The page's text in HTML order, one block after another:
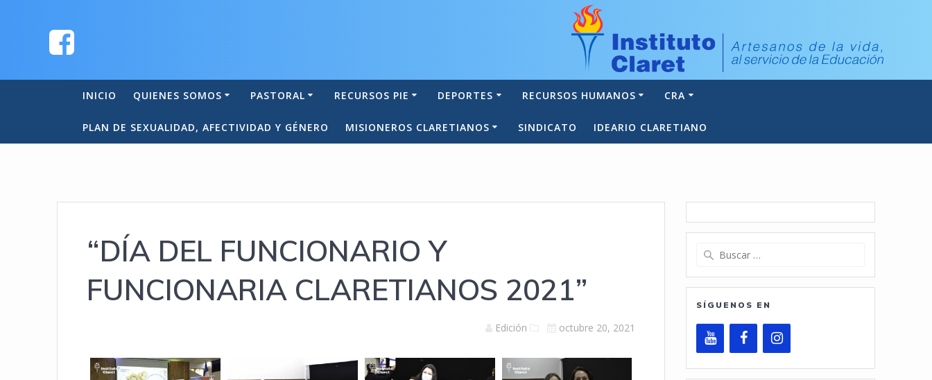
INICIO QUIENES SOMOS PASTORAL RECURSOS PIE DEPORTES RECURSOS HUMANOS CRA
PLAN DE SEXUALIDAD, AFECTIVIDAD Y GÉNERO MISIONEROS CLARETIANOS SINDICATO IDEARIO CLARETIANO
“DÍA DEL FUNCIONARIO Y
FUNCIONARIA CLARETIANOS 2021”
Edición octubre 20, 2021
Buscar:
SÍGUENOS EN